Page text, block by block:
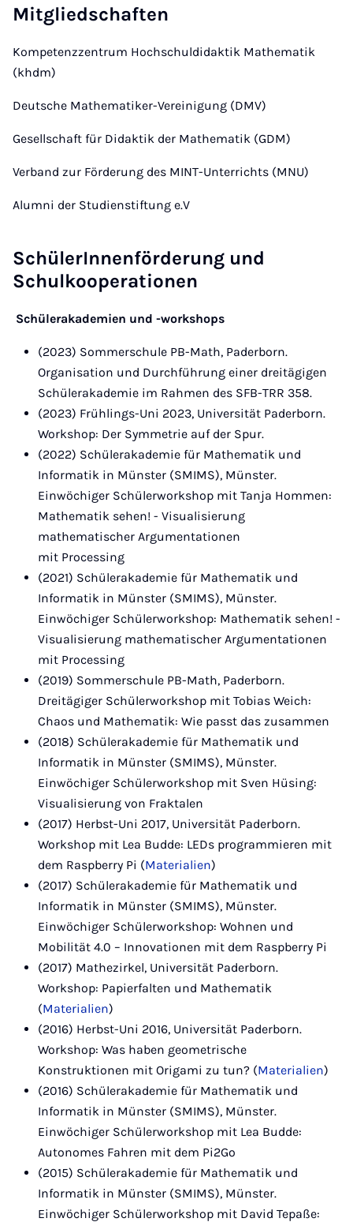
Mitgliedschaften
Kompetenzzentrum Hochschuldidaktik Mathematik
(khdm)
Deutsche Mathematiker-Vereinigung (DMV)
Gesellschaft für Didaktik der Mathematik (GDM)
Verband zur Förderung des MINT-Unterrichts (MNU)
Alumni der Studienstiftung e.V
SchülerInnenförderung und
Schulkooperationen
Schülerakademien und -workshops
(2023) Sommerschule PB-Math, Paderborn.
Organisation und Durchführung einer dreitägigen
Schülerakademie im Rahmen des SFB-TRR 358.
(2023) Frühlings-Uni 2023, Universität Paderborn.
Workshop: Der Symmetrie auf der Spur.
(2022) Schülerakademie für Mathematik und
Informatik in Münster (SMIMS), Münster.
Einwöchiger Schülerworkshop mit Tanja Hommen:
Mathematik sehen! - Visualisierung
mathematischer Argumentationen
mit Processing
(2021) Schülerakademie für Mathematik und
Informatik in Münster (SMIMS), Münster.
Einwöchiger Schülerworkshop: Mathematik sehen! -
Visualisierung mathematischer Argumentationen
mit Processing
(2019) Sommerschule PB-Math, Paderborn.
Dreitägiger Schülerworkshop mit Tobias Weich:
Chaos und Mathematik: Wie passt das zusammen
(2018) Schülerakademie für Mathematik und
Informatik in Münster (SMIMS), Münster.
Einwöchiger Schülerworkshop mit Sven Hüsing:
Visualisierung von Fraktalen
(2017) Herbst-Uni 2017, Universität Paderborn.
Workshop mit Lea Budde: LEDs programmieren mit
dem Raspberry Pi (Materialien)
(2017) Schülerakademie für Mathematik und
Informatik in Münster (SMIMS), Münster.
Einwöchiger Schülerworkshop: Wohnen und
Mobilität 4.0 – Innovationen mit dem Raspberry Pi
(2017) Mathezirkel, Universität Paderborn.
Workshop: Papierfalten und Mathematik
(Materialien)
(2016) Herbst-Uni 2016, Universität Paderborn.
Workshop: Was haben geometrische
Konstruktionen mit Origami zu tun? (Materialien)
(2016) Schülerakademie für Mathematik und
Informatik in Münster (SMIMS), Münster.
Einwöchiger Schülerworkshop mit Lea Budde:
Autonomes Fahren mit dem Pi2Go
(2015) Schülerakademie für Mathematik und
Informatik in Münster (SMIMS), Münster.
Einwöchiger Schülerworkshop mit David Tepaße: